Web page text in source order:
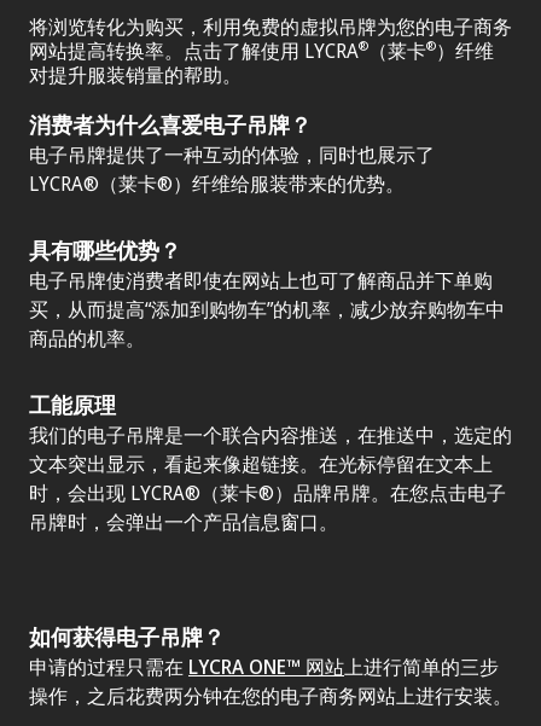
将浏览转化为购买，利用免费的虚拟吊牌为您的电子商务
网站提高转换率。点击了解使用 LYCRA® （莱卡®）纤维
对提升服装销量的帮助。
消费者为什么喜爱电子吊牌？
电子吊牌提供了一种互动的体验，同时也展示了
LYCRA®（莱卡®）纤维给服装带来的优势。
具有哪些优势？
电子吊牌使消费者即使在网站上也可了解商品并下单购
买，从而提高“添加到购物车”的机率，减少放弃购物车中
商品的机率。
工能原理
我们的电子吊牌是一个联合内容推送，在推送中，选定的
文本突出显示，看起来像超链接。在光标停留在文本上
时，会出现 LYCRA®（莱卡®）品牌吊牌。在您点击电子
吊牌时，会弹出一个产品信息窗口。
如何获得电子吊牌？
申请的过程只需在 LYCRA ONE™ 网站上进行简单的三步
操作，之后花费两分钟在您的电子商务网站上进行安装。